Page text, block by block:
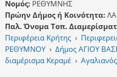
Νομός: ΡΕΘΥΜΝΗΣ
Πρώην Δήμος ή Κοινότητα:
Παλ. Όνομα Τοπ.
Περιφέρεια Κρήτης ›
ΡΕΘΥΜΝΟΥ › Δήμος ΑΓΙΟΥ
διαμέρισμα Κεραμέ › Αγαλιανός